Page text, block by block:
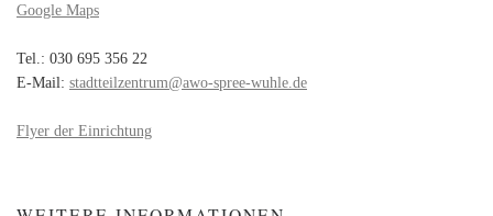
Google Maps
Tel.: 030 695 356 22
E-Mail: stadtteilzentrum@awo-spree-wuhle.de
Flyer der Einrichtung